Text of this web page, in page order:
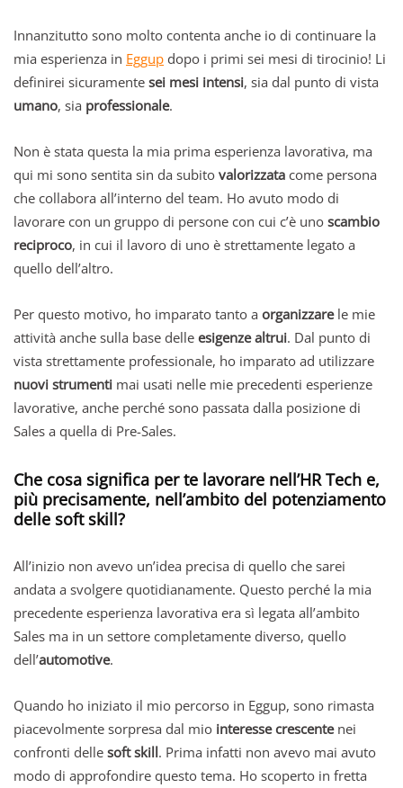
Innanzitutto sono molto contenta anche io di continuare la
mia esperienza in Eggup dopo i primi sei mesi di tirocinio! Li
definirei sicuramente sei mesi intensi, sia dal punto di vista
umano, sia professionale.
Non è stata questa la mia prima esperienza lavorativa, ma
qui mi sono sentita sin da subito valorizzata come persona
che collabora all’interno del team. Ho avuto modo di
lavorare con un gruppo di persone con cui c’è uno scambio
reciproco, in cui il lavoro di uno è strettamente legato a
quello dell’altro.
Per questo motivo, ho imparato tanto a organizzare le mie
attività anche sulla base delle esigenze altrui. Dal punto di
vista strettamente professionale, ho imparato ad utilizzare
nuovi strumenti mai usati nelle mie precedenti esperienze
lavorative, anche perché sono passata dalla posizione di
Sales a quella di Pre-Sales.
Che cosa significa per te lavorare nell’HR Tech e,
più precisamente, nell’ambito del potenziamento
delle soft skill?
All’inizio non avevo un’idea precisa di quello che sarei
andata a svolgere quotidianamente. Questo perché la mia
precedente esperienza lavorativa era sì legata all’ambito
Sales ma in un settore completamente diverso, quello
dell’automotive.
Quando ho iniziato il mio percorso in Eggup, sono rimasta
piacevolmente sorpresa dal mio interesse crescentenei
confronti delle soft skill. Prima infatti non avevo mai avuto
modo di approfondire questo tema. Ho scoperto in fretta